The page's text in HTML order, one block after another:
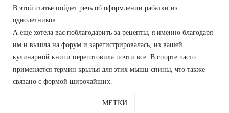
В этой статье пойдет речь об оформлении рабатки из
однолетников.
А еще хотела вас поблагодарить за рецепты, я именно благодаря
им и вышла на форум и зарегистрировалась, из вашей
кулинарной книги переготовила почти все. В спорте часто
применяется термин крылья для этих мышц спины, что также
связано с формой широчайших.
МЕТКИ